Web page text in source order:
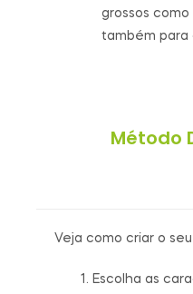
grossos
também para
Método
Veja como criar o seu
Escolha as